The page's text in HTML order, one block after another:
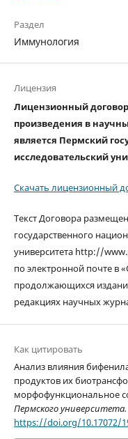
Раздел
Иммунология
Лицензия
Лицензионный
произведения в
является Пермский
исследовательский
Скачать лицензионный
Текст Договора
государственного
университета http://
по электронной почте в
продолжающихся
редакциях научных
Как цитировать
Анализ влияния
продуктов их
морфофункциональное
Пермского
https://doi.org/10.17072/